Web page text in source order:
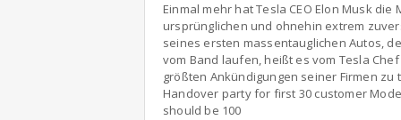
Einmal mehr hat Tesla CEO Elon Musk
ursprünglichen und ohnehin extrem
seines ersten massentauglichen Autos,
vom Band laufen, heißt es vom Tesla
größten Ankündigungen seiner Firmen
Handover party for first 30 customer
should be 100